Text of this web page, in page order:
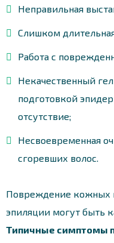
Неправильная
Слишком
Работа с
Некачественный
подготовкой
отсутствие;
Несвоевременная
сгоревших волос.
Повреждение кожных
эпиляции могут быть
Типичные симптомы